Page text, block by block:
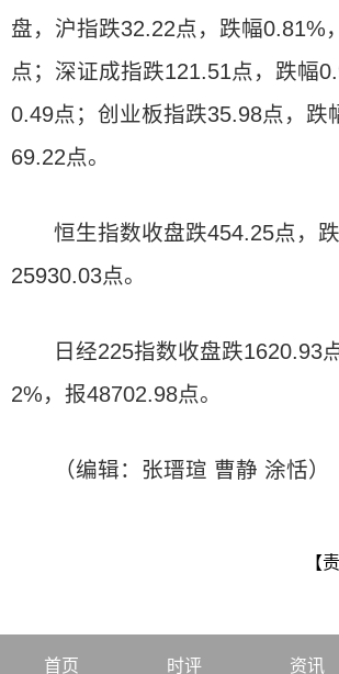
盘，沪指跌32.22点，跌幅0.81%
点；深证成指跌121.51点，跌幅
0.49点；创业板指跌35.98点，跌
69.22点。
恒生指数收盘跌454.25点，
25930.03点。
日经225指数收盘跌1620.93
2%，报48702.98点。
（编辑：张瑨瑄 曹静 涂恬）
【
首页 时评 资讯